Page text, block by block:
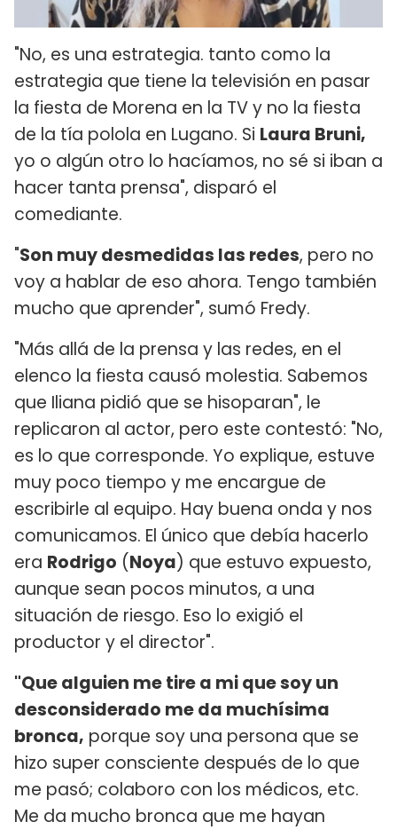
"No, es una estrategia. tanto como la
estrategia que tiene la televisión en pasar
la fiesta de Morena en la TV y no la fiesta
de la tía polola en Lugano. Si Laura Bruni,
yo o algún otro lo hacíamos, no sé si iban a
hacer tanta prensa", disparó el
comediante.
"Son muy desmedidas las redes, pero no
voy a hablar de eso ahora. Tengo también
mucho que aprender", sumó Fredy.
"Más allá de la prensa y las redes, en el
elenco la fiesta causó molestia. Sabemos
que Iliana pidió que se hisoparan", le
replicaron al actor, pero este contestó: "No,
es lo que corresponde. Yo explique, estuve
muy poco tiempo y me encargue de
escribirle al equipo. Hay buena onda y nos
comunicamos. El único que debía hacerlo
era Rodrigo (Noya) que estuvo expuesto,
aunque sean pocos minutos, a una
situación de riesgo. Eso lo exigió el
productor y el director".
"Que alguien me tire a mi que soy un
desconsiderado me da muchísima
bronca, porque soy una persona que se
hizo super consciente después de lo que
me pasó; colaboro con los médicos, etc.
Me da mucho bronca que me hayan